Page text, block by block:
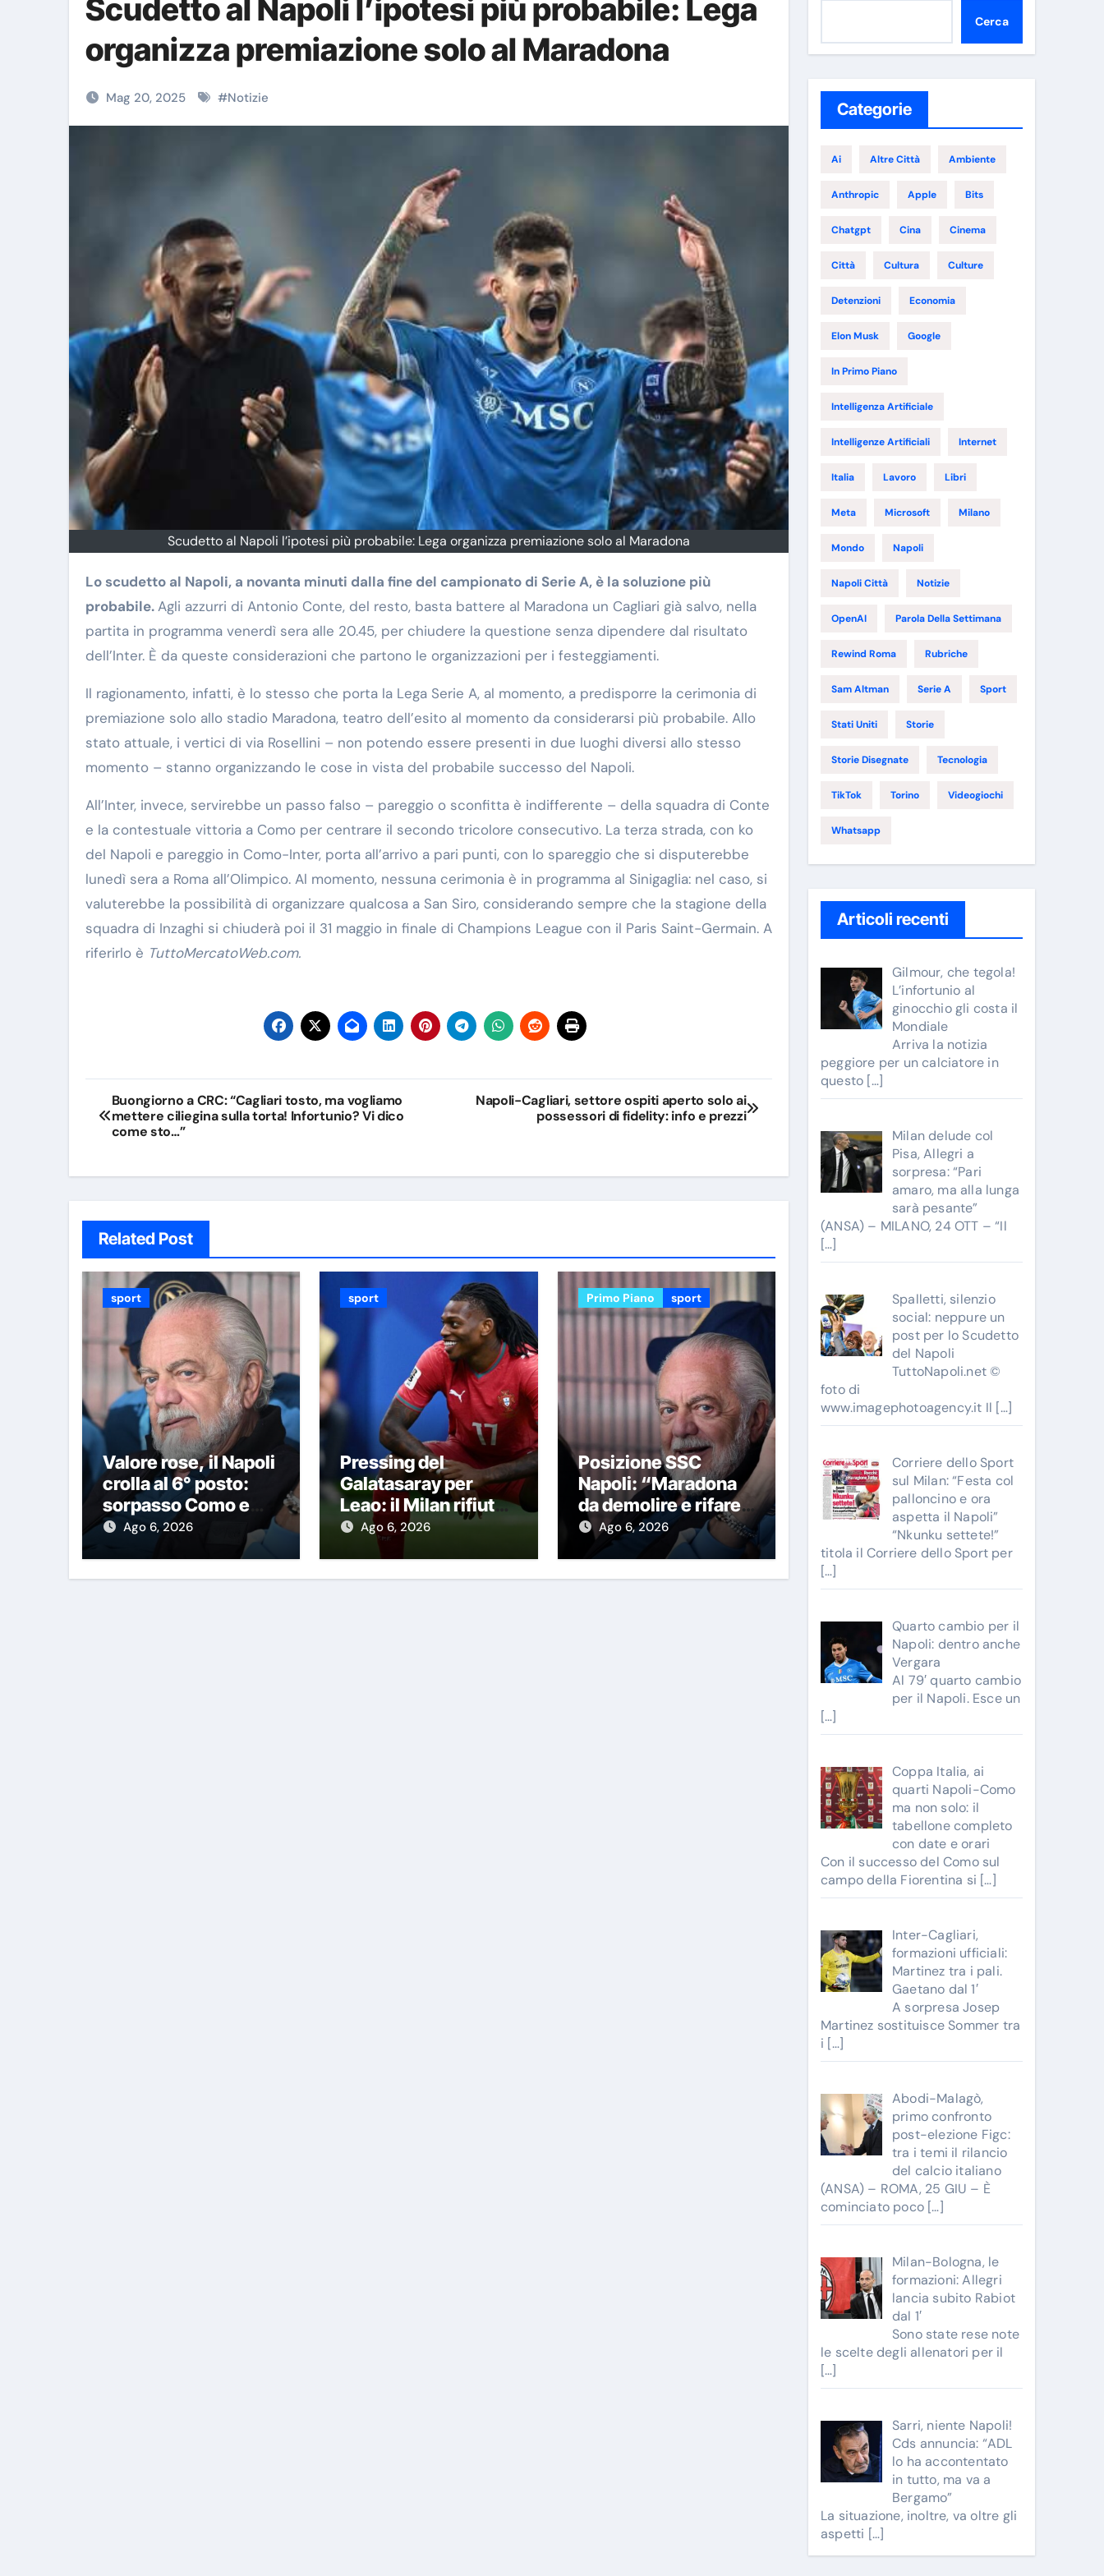
Scudetto al Napoli l’ipotesi più probabile: Lega
organizza premiazione solo al Maradona
Mag 20, 2025 #Notizie
Scudetto al Napoli l’ipotesi più probabile: Lega organizza premiazione solo al Maradona
Lo scudetto al Napoli, a novanta minuti dalla fine del campionato di Serie A, è la soluzione più
probabile.Agli azzurri di Antonio Conte, del resto, basta battere al Maradona un Cagliari già salvo, nella
partita in programma venerdì sera alle 20.45, per chiudere la questione senza dipendere dal risultato
dell’Inter. È da queste considerazioni che partono le organizzazioni per i festeggiamenti.
Il ragionamento, infatti, è lo stesso che porta la Lega Serie A, al momento, a predisporre la cerimonia di
premiazione solo allo stadio Maradona, teatro dell’esito al momento da considerarsi più probabile. Allo
stato attuale, i vertici di via Rosellini – non potendo essere presenti in due luoghi diversi allo stesso
momento – stanno organizzando le cose in vista del probabile successo del Napoli.
All’Inter, invece, servirebbe un passo falso – pareggio o sconfitta è indifferente – della squadra di Conte
e la contestuale vittoria a Como per centrare il secondo tricolore consecutivo. La terza strada, con ko
del Napoli e pareggio in Como-Inter, porta all’arrivo a pari punti, con lo spareggio che si disputerebbe
lunedì sera a Roma all’Olimpico. Al momento, nessuna cerimonia è in programma al Sinigaglia: nel caso, si
valuterebbe la possibilità di organizzare qualcosa a San Siro, considerando sempre che la stagione della
squadra di Inzaghi si chiuderà poi il 31 maggio in finale di Champions League con il Paris Saint-Germain. A
riferirlo è TuttoMercatoWeb.com.
Navigazione
articoli
Buongiorno a CRC: “Cagliari tosto, ma vogliamo
mettere ciliegina sulla torta! Infortunio? Vi dico
come sto…”
Napoli-Cagliari, settore ospiti aperto solo ai
possessori di fidelity: info e prezzi
Related Post
sport
Valore rose, il Napoli
crolla al 6° posto:
sorpasso Como e
l’Atalanta è vicina
Ago 6, 2026
sport
Pressing del
Galatasaray per
Leao: il Milan rifiuta
prima offerta, le
cifre
Ago 6, 2026
Primo Piano sport
Posizione SSC
Napoli: “Maradona
da demolire e rifare!
Stadio nuovo in ex
area Q8”
Ago 6, 2026
Cerca
Categorie
Ai Altre Città Ambiente
Anthropic Apple Bits
Chatgpt Cina Cinema
Città Cultura Culture
Detenzioni Economia
Elon Musk Google
In Primo Piano
Intelligenza Artificiale
Intelligenze Artificiali Internet
Italia Lavoro Libri
Meta Microsoft Milano
Mondo Napoli
Napoli Città Notizie
OpenAI Parola Della Settimana
Rewind Roma Rubriche
Sam Altman Serie A Sport
Stati Uniti Storie
Storie Disegnate Tecnologia
TikTok Torino Videogiochi
Whatsapp
Articoli recenti
Gilmour, che tegola!
L’infortunio al
ginocchio gli costa il
Mondiale
Arriva la notizia
peggiore per un calciatore in
questo […]
Milan delude col
Pisa, Allegri a
sorpresa: “Pari
amaro, ma alla lunga
sarà pesante”
(ANSA) – MILANO, 24 OTT – “Il
[…]
Spalletti, silenzio
social: neppure un
post per lo Scudetto
del Napoli
TuttoNapoli.net ©
foto di
www.imagephotoagency.it Il […]
Corriere dello Sport
sul Milan: “Festa col
palloncino e ora
aspetta il Napoli”
“Nkunku settete!”
titola il Corriere dello Sport per
[…]
Quarto cambio per il
Napoli: dentro anche
Vergara
Al 79′ quarto cambio
per il Napoli. Esce un
[…]
Coppa Italia, ai
quarti Napoli-Como
ma non solo: il
tabellone completo
con date e orari
Con il successo del Como sul
campo della Fiorentina si […]
Inter-Cagliari,
formazioni ufficiali:
Martinez tra i pali.
Gaetano dal 1′
A sorpresa Josep
Martinez sostituisce Sommer tra
i […]
Abodi-Malagò,
primo confronto
post-elezione Figc:
tra i temi il rilancio
del calcio italiano
(ANSA) – ROMA, 25 GIU – È
cominciato poco […]
Milan-Bologna, le
formazioni: Allegri
lancia subito Rabiot
dal 1′
Sono state rese note
le scelte degli allenatori per il
[…]
Sarri, niente Napoli!
Cds annuncia: “ADL
lo ha accontentato
in tutto, ma va a
Bergamo”
La situazione, inoltre, va oltre gli
aspetti […]